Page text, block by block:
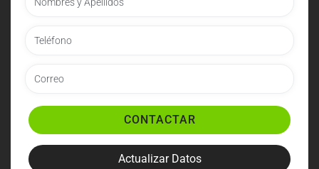
CONTACTAR
Actualizar Datos